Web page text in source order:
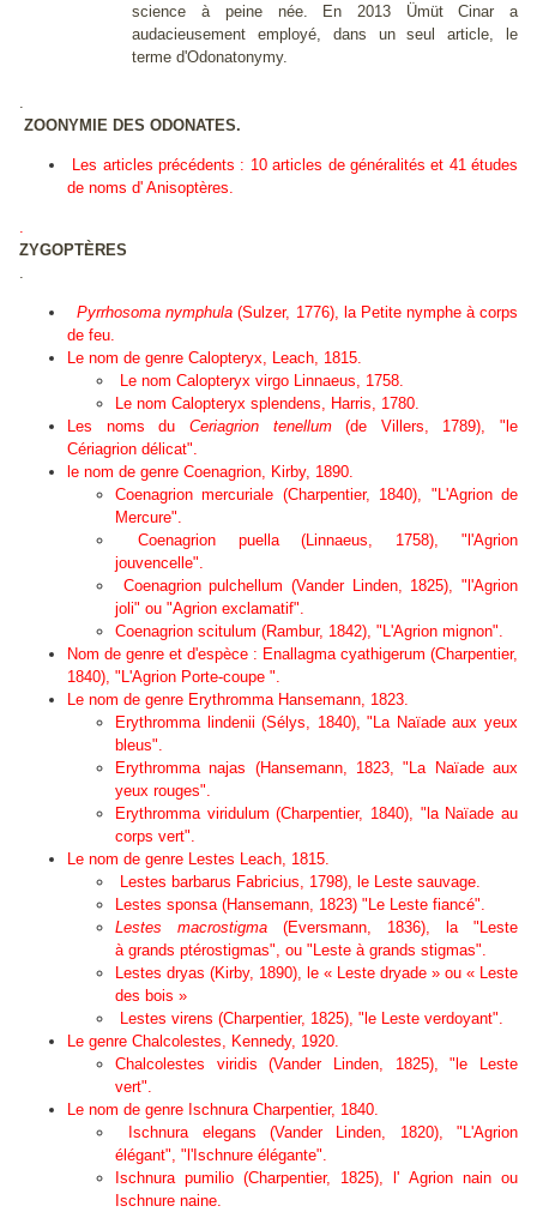
science à peine née. En 2013 Ümüt Cinar a
audacieusement employé, dans un seul article, le
terme d'Odonatonymy.
.
ZOONYMIE DES ODONATES.
Les articles précédents : 10 articles de généralités et 41 études
de noms d' Anisoptères.
.
ZYGOPTÈRES
.
Pyrrhosoma nymphula (Sulzer, 1776), la Petite nymphe à corps
de feu.
Le nom de genre Calopteryx, Leach, 1815.
Le nom Calopteryx virgo Linnaeus, 1758.
Le nom Calopteryx splendens, Harris, 1780.
Les noms du Ceriagrion tenellum(de Villers, 1789), "le
Cériagrion délicat".
le nom de genre Coenagrion, Kirby, 1890.
Coenagrion mercuriale (Charpentier, 1840), "L'Agrion de
Mercure".
Coenagrion puella(Linnaeus, 1758), "l'Agrion
jouvencelle".
Coenagrion pulchellum(Vander Linden, 1825), "l'Agrion
joli" ou "Agrion exclamatif".
Coenagrion scitulum (Rambur, 1842), "L'Agrion mignon".
Nom de genre et d'espèce : Enallagma cyathigerum (Charpentier,
1840), "L'Agrion Porte-coupe ".
Le nom de genre ErythrommaHansemann, 1823.
Erythromma lindenii (Sélys, 1840), "La Naïade aux yeux
bleus".
Erythromma najas (Hansemann, 1823, "La Naïade aux
yeux rouges".
Erythromma viridulum (Charpentier, 1840), "la Naïade au
corps vert".
Le nom de genre Lestes Leach, 1815.
Lestes barbarus Fabricius, 1798), le Leste sauvage.
Lestes sponsa(Hansemann, 1823) "Le Leste fiancé".
Lestes macrostigma (Eversmann, 1836), la "Leste
à grands ptérostigmas", ou "Leste à grands stigmas".
Lestes dryas (Kirby, 1890), le « Leste dryade » ou « Leste
des bois »
Lestes virens (Charpentier, 1825), "le Leste verdoyant".
Le genre Chalcolestes, Kennedy, 1920.
Chalcolestes viridis (Vander Linden, 1825), "le Leste
vert".
Le nom de genre IschnuraCharpentier, 1840.
Ischnura elegans (Vander Linden, 1820), "L'Agrion
élégant", "l'Ischnure élégante".
Ischnura pumilio (Charpentier, 1825), l' Agrion nain ou
Ischnure naine.